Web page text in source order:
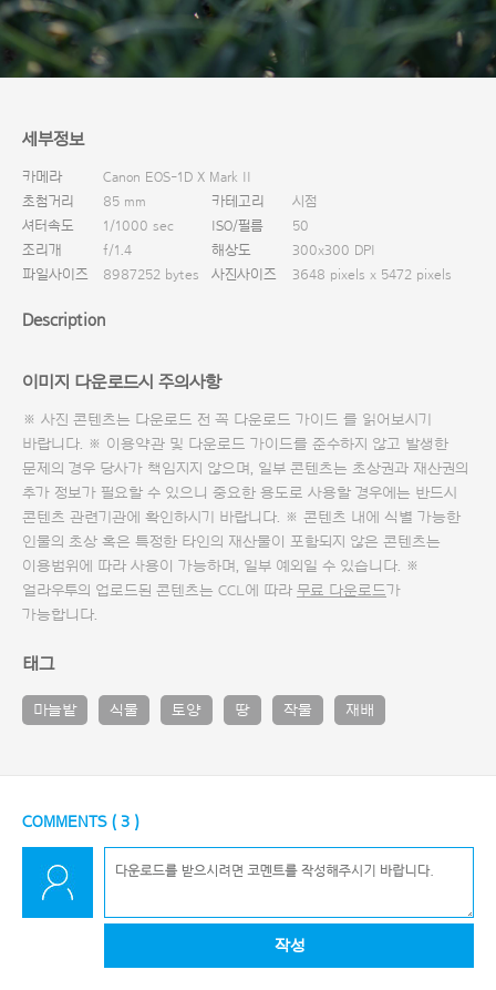
세부정보
카메라
Canon EOS-1D X Mark II
초첨거리
85 mm 카테고리
시점
셔터속도
1/1000 sec ISO/필름
50
조리개
f/1.4 해상도
300x300 DPI
파일사이즈
8987252 bytes 사진사이즈 3648 pixels x 5472 pixels
Description
이미지 다운로드시 주의사항
※ 사진 콘텐츠는 다운로드 전 꼭 다운로드 가이드 를 읽어보시기
바랍니다. ※ 이용약관 및 다운로드 가이드를 준수하지 않고 발생한
문제의 경우 당사가 책임지지 않으며, 일부 콘텐츠는 초상권과 재산권의
추가 정보가 필요할 수 있으니 중요한 용도로 사용할 경우에는 반드시
콘텐츠 관련기관에 확인하시기 바랍니다. ※ 콘텐츠 내에 식별 가능한
인물의 초상 혹은 특정한 타인의 재산물이 포함되지 않은 콘텐츠는
이용범위에 따라 사용이 가능하며, 일부 예외일 수 있습니다. ※
얼라우투의 업로드된 콘텐츠는 CCL에 따라 무료 다운로드 가
가능합니다.
태그
마늘밭 식물 토양 땅 작물 재배
COMMENTS ( 3 )
작성